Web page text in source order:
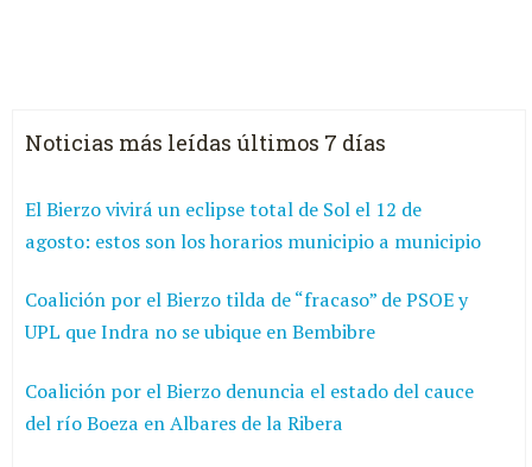
Noticias más leídas últimos 7 días
El Bierzo vivirá un eclipse total de Sol el 12 de
agosto: estos son los horarios municipio a municipio
Coalición por el Bierzo tilda de “fracaso” de PSOE y
UPL que Indra no se ubique en Bembibre
Coalición por el Bierzo denuncia el estado del cauce
del río Boeza en Albares de la Ribera